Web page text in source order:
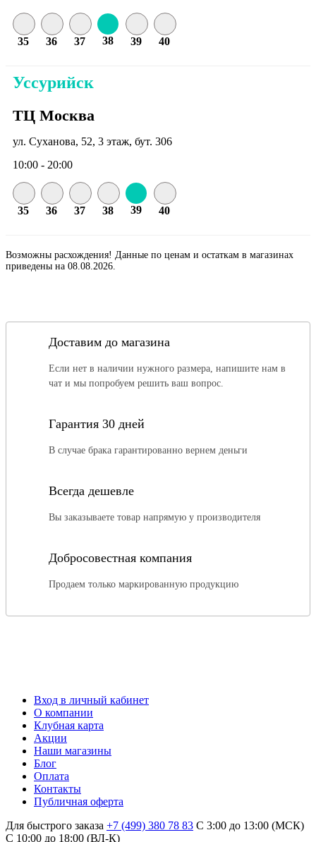
35 36 37 38 39 40
Уссурийск
ТЦ Москва
ул. Суханова, 52, 3 этаж, бут. 306
10:00 - 20:00
35 36 37 38 39 40
Возможны расхождения! Данные по ценам и остаткам в магазинах
приведены на 08.08.2026.
Доставим до магазина
Если нет в наличии нужного размера, напишите нам в
чат и мы попробуем решить ваш вопрос.
Гарантия 30 дней
В случае брака гарантированно вернем деньги
Всегда дешевле
Вы заказываете товар напрямую у производителя
Добросовестная компания
Продаем только маркированную продукцию
Вход в личный кабинет
О компании
Клубная карта
Акции
Наши магазины
Блог
Оплата
Контакты
Публичная оферта
Для быстрого заказа +7 (499) 380 78 83 С 3:00 до 13:00 (МСК)
C 10:00 до 18:00 (ВЛ-К)